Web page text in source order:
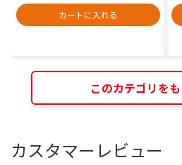
カートに入れる
このカテゴリを
カスタマーレビュー